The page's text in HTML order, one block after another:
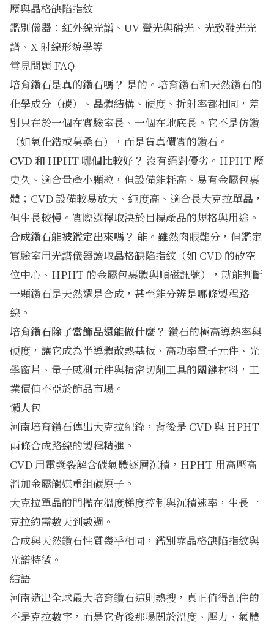
歷與晶格缺陷指紋
鑑別儀器：紅外線光譜、UV 螢光與磷光、光致發光光
譜、X 射線形貌學等
常見問題 FAQ
培育鑽石是真的鑽石嗎？ 是的。培育鑽石和天然鑽石的
化學成分（碳）、晶體結構、硬度、折射率都相同，差
別只在於一個在實驗室長、一個在地底長。它不是仿鑽
（如氧化鋯或莫桑石），而是貨真價實的鑽石。
CVD 和 HPHT 哪個比較好？ 沒有絕對優劣。HPHT 歷
史久、適合量產小顆粒，但設備能耗高、易有金屬包裹
體；CVD 設備較易放大、純度高、適合長大克拉單晶，
但生長較慢。實際選擇取決於目標產品的規格與用途。
合成鑽石能被鑑定出來嗎？ 能。雖然肉眼難分，但鑑定
實驗室用光譜儀器讀取晶格缺陷指紋（如 CVD 的矽空
位中心、HPHT 的金屬包裹體與順磁訊號），就能判斷
一顆鑽石是天然還是合成，甚至能分辨是哪條製程路
線。
培育鑽石除了當飾品還能做什麼？ 鑽石的極高導熱率與
硬度，讓它成為半導體散熱基板、高功率電子元件、光
學窗片、量子感測元件與精密切削工具的關鍵材料，工
業價值不亞於飾品市場。
懶人包
河南培育鑽石傳出大克拉紀錄，背後是 CVD 與 HPHT
兩條合成路線的製程精進。
CVD 用電漿裂解含碳氣體逐層沉積，HPHT 用高壓高
溫加金屬觸媒重組碳原子。
大克拉單晶的門檻在溫度梯度控制與沉積速率，生長一
克拉約需數天到數週。
合成與天然鑽石性質幾乎相同，鑑別靠晶格缺陷指紋與
光譜特徵。
結語
河南造出全球最大培育鑽石這則熱搜，真正值得記住的
不是克拉數字，而是它背後那場關於溫度、壓力、氣體